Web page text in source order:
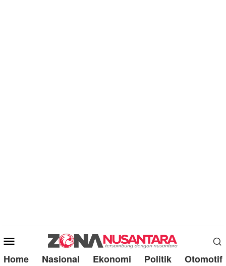
Mobile
Menu
Home Nasional Ekonomi Politik Otomotif